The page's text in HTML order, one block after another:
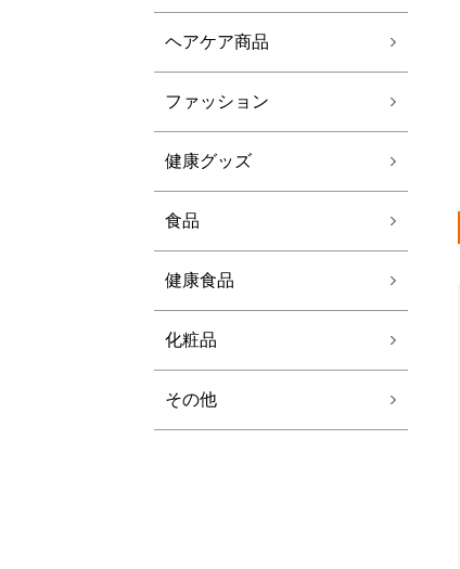
ヘアケア商品
ファッション
健康グッズ
食品
健康食品
化粧品
その他